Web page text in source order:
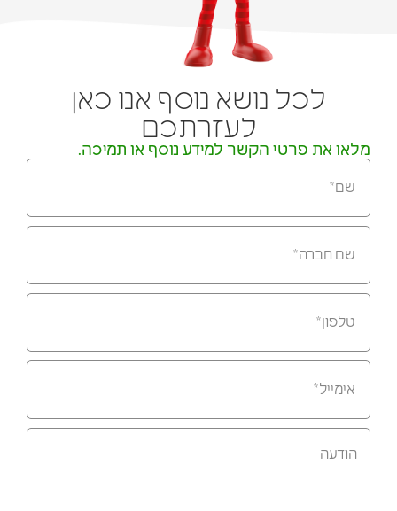
לכל נושא נוסף אנו כאן
לעזרתכם
מלאו את פרטי הקשר למידע נוסף או תמיכה.